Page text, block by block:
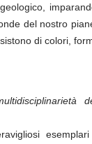
del nostro
di colori,